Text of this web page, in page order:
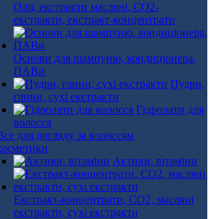
Олії, екстракти масляні, СО2-
екстракти, екстракт-концентрати
Основи для шампуню, кондиціонера,
ПАВи
Пудри,
глини, сухі екстракти
Гідролати для
волосся
Активи, вітаміни
Екстракт-концентрати, СО2, масляні
екстракти, сухі екстракти